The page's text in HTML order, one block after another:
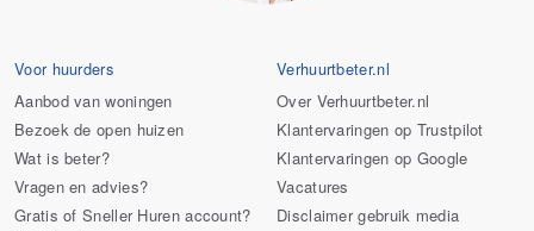
Voor huurders
Aanbod van woningen
Bezoek de open huizen
Wat is beter?
Vragen en advies?
Gratis of Sneller Huren account?
Verhuurtbeter.nl
Over Verhuurtbeter.nl
Klantervaringen op Trustpilot
Klantervaringen op Google
Vacatures
Disclaimer gebruik media